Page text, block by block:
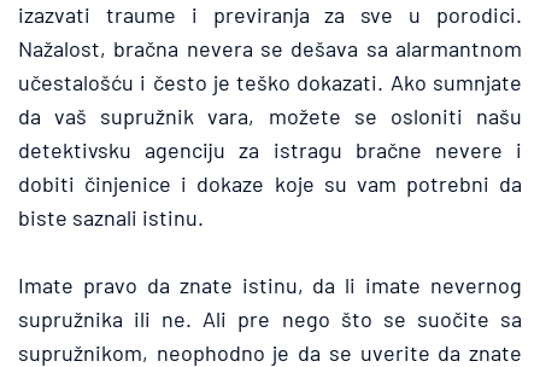
izazvati traume i previranja za sve u porodici.
Nažalost, bračna nevera se dešava sa alarmantnom
učestalošću i često je teško dokazati. Ako sumnjate
da vaš supružnik vara, možete se osloniti našu
detektivsku agenciju za istragu bračne nevere i
dobiti činjenice i dokaze koje su vam potrebni da
biste saznali istinu.
Imate pravo da znate istinu, da li imate nevernog
supružnika ili ne. Ali pre nego što se suočite sa
supružnikom, neophodno je da se uverite da znate